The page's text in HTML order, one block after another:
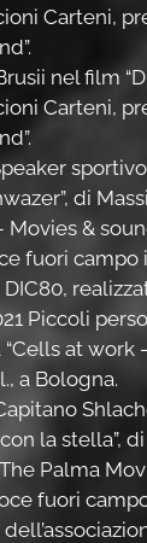
Carteni,
nel film
Carteni,
di
Movies &
fuori
Piccoli
at work
a Bologna.
con la stella”,
Palma
fuori